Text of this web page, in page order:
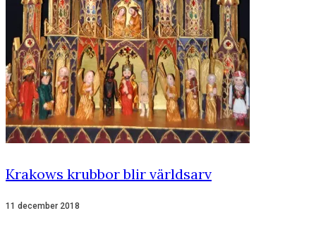
Krakows krubbor blir världsarv
11 december 2018